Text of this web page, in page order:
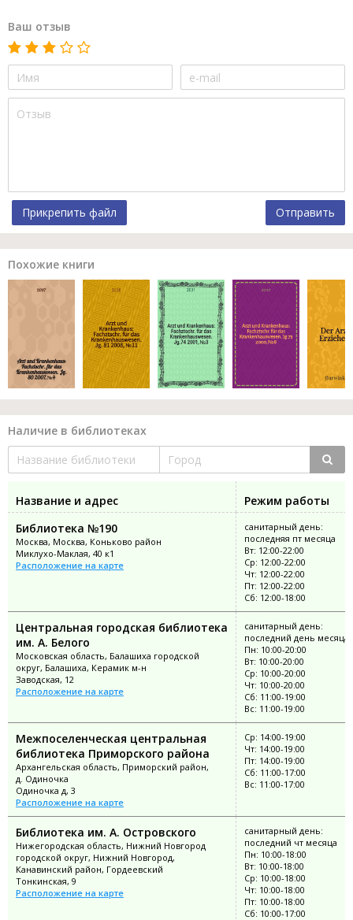
Ваш отзыв
Прикрепить файл Отправить
Похожие книги
Наличие в библиотеках
Название и адрес
Режим работы
Библиотека №190
Москва, Москва, Коньково район
Миклухо-Маклая, 40 к1
Расположение на карте
санитарный день:
последняя пт месяца
Вт: 12:00-22:00
Ср: 12:00-22:00
Чт: 12:00-22:00
Пт: 12:00-22:00
Сб: 12:00-18:00
Центральная городская библиотека
им. А. Белого
Московская область, Балашиха городской
округ, Балашиха, Керамик м-н
Заводская, 12
Расположение на карте
санитарный день:
последний день месяца
Пн: 10:00-20:00
Вт: 10:00-20:00
Ср: 10:00-20:00
Чт: 10:00-20:00
Сб: 11:00-19:00
Вс: 11:00-19:00
Межпоселенческая центральная
библиотека Приморского района
Архангельская область, Приморский район,
д. Одиночка
Одиночка д, 3
Расположение на карте
Ср: 14:00-19:00
Чт: 14:00-19:00
Пт: 14:00-19:00
Сб: 11:00-17:00
Вс: 11:00-17:00
Библиотека им. А. Островского
Нижегородская область, Нижний Новгород
городской округ, Нижний Новгород,
Канавинский район, Гордеевский
Тонкинская, 9
Расположение на карте
санитарный день:
последний чт месяца
Пн: 10:00-18:00
Вт: 10:00-18:00
Ср: 10:00-18:00
Чт: 10:00-18:00
Пт: 10:00-18:00
Сб: 10:00-17:00